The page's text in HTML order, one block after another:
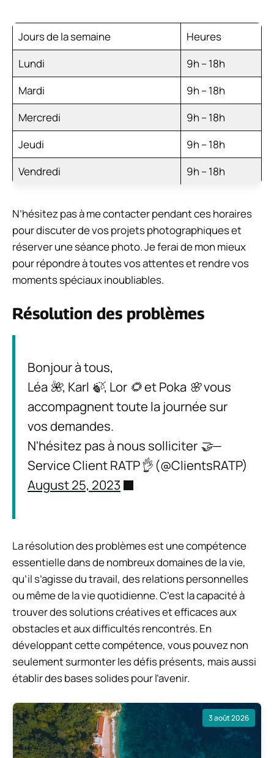
Jours de la semaine
Heures
Lundi
9h – 18h
Mardi
9h – 18h
Mercredi
9h – 18h
Jeudi
9h – 18h
Vendredi
9h – 18h
N’hésitez pas à me contacter pendant ces horaires
pour discuter de vos projets photographiques et
réserver une séance photo. Je ferai de mon mieux
pour répondre à toutes vos attentes et rendre vos
moments spéciaux inoubliables.
Résolution des problèmes
Bonjour à tous,
Léa 🌺, Karl 🍃, Lor 🌻 et Poka 🌸 vous
accompagnent toute la journée sur
vos demandes.
N'hésitez pas à nous solliciter 🤝—
Service Client RATP👌 (@ClientsRATP)
August 25, 2023
La résolution des problèmes est une compétence
essentielle dans de nombreux domaines de la vie,
qu’il s’agisse du travail, des relations personnelles
ou même de la vie quotidienne. C’est la capacité à
trouver des solutions créatives et efficaces aux
obstacles et aux difficultés rencontrés. En
développant cette compétence, vous pouvez non
seulement surmonter les défis présents, mais aussi
établir des bases solides pour l’avenir.
3 août 2026